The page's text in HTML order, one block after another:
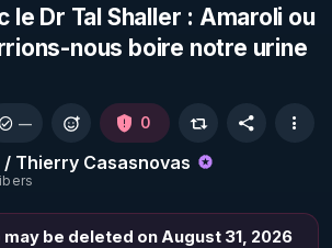
le Dr Tal Shaller : Amaroli ou
nous boire notre urine
/ Thierry Casasnovas
— 0
be deleted on August 31, 2026